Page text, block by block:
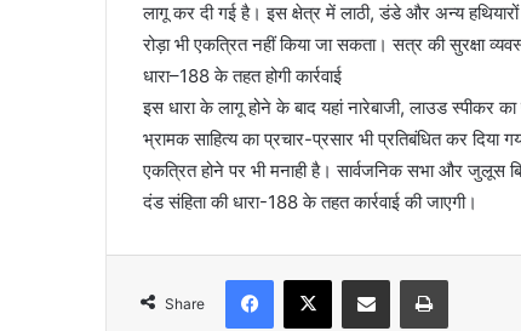
लागू कर दी गई है। इस क्षेत्र में लाठी, डंडे और अन्य
रोड़ा भी एकत्रित नहीं किया जा सकता। सत्र की सुरक्षा
धारा–188 के तहत होगी कार्रवाई
इस धारा के लागू होने के बाद यहां नारेबाजी, लाउड स्पीकर
भ्रामक साहित्य का प्रचार-प्रसार भी प्रतिबंधित कर
एकत्रित होने पर भी मनाही है। सार्वजनिक सभा और जुलूस
दंड संहिता की धारा-188 के तहत कार्रवाई की जाएगी।
Share
Facebook
X Share via Email Print